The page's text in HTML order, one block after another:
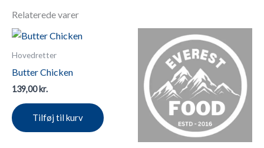
Relaterede varer
Hovedretter
Butter Chicken
139,00kr.
Tilføj til kurv